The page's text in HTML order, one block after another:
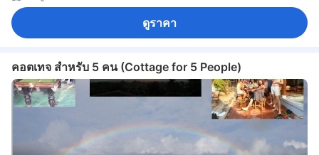
ดูราคา
คอตเทจ สำหรับ 5 คน (Cottage for 5 People)